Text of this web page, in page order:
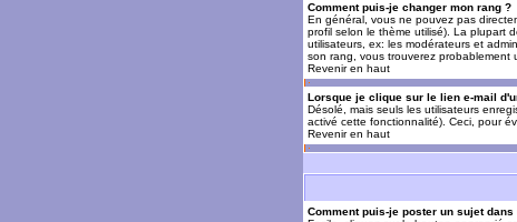
Comment puis-je changer mon rang ?
En général, vous ne pouvez pas
profil selon le thème utilisé). La plupart
utilisateurs, ex: les modérateurs et
son rang, vous trouverez probablement
Revenir en haut
Lorsque je clique sur le lien e-mail
Désolé, mais seuls les utilisateurs
activé cette fonctionnalité). Ceci, pour
Revenir en haut
Comment puis-je poster un sujet dans